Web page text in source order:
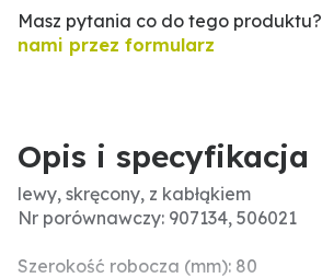
Masz pytania co do tego produktu?
nami przez formularz
Opis i specyfikacja
lewy, skręcony, z kabłąkiem
Nr porównawczy: 907134, 506021
Szerokość robocza (mm): 80